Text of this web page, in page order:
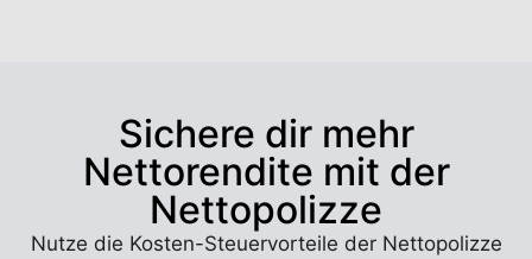
Sichere dir mehr
Nettorendite mit der
Nettopolizze
Nutze die Kosten-Steuervorteile der Nettopolizze